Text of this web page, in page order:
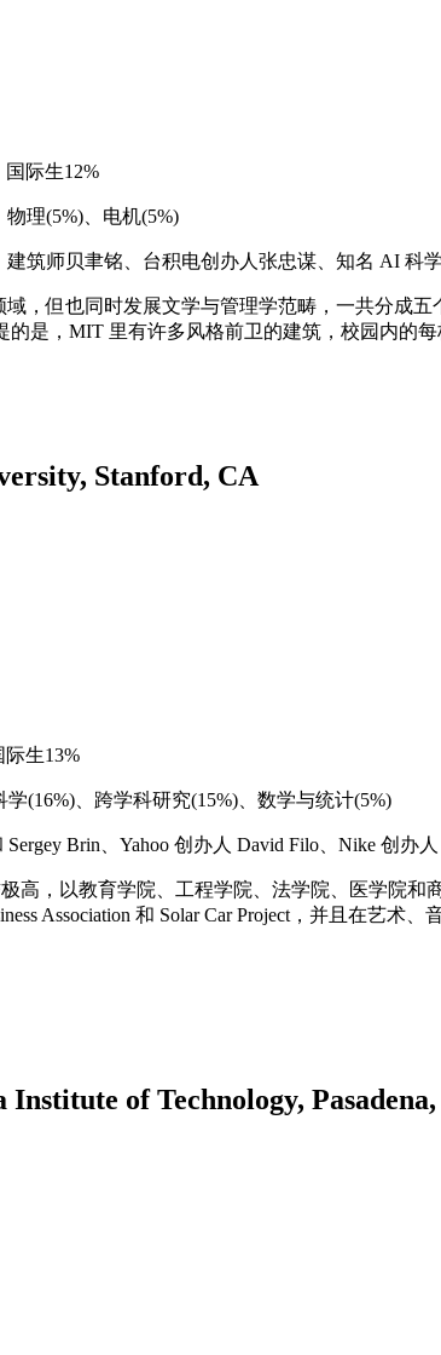
国际生12%
理(5%)、电机(5%)
建筑师贝聿铭、台积电创办人张忠谋、知名 AI 科
，但也同时发展文学与管理学范畴，一共分成
是，MIT 里有许多风格前卫的建筑，校园内的
Stanford, CA
生13%
(16%)、跨学科研究(15%)、数学与统计(5%)
Brin、Yahoo 创办人 David Filo、Nike 创办
高，以教育学院、工程学院、法学院、医学院和
Association 和 Solar Car Project，并且在艺术
of Technology,